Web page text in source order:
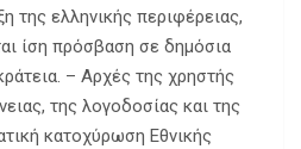
της ελληνικής περιφέρειας,
ίση πρόσβαση σε δημόσια
– Αρχές της χρηστής
της λογοδοσίας και της
κατοχύρωση Εθνικής